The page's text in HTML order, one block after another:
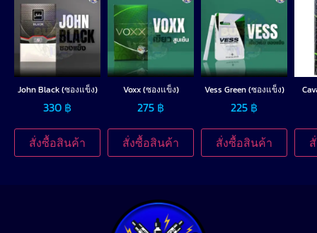
John Black (ซองแข็ง)
330 ฿
สั่งซื้อสินค้า
Voxx (ซองแข็ง)
275 ฿
สั่งซื้อสินค้า
Vess Green (ซองแข็ง)
225 ฿
สั่งซื้อสินค้า